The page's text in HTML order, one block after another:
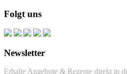
Folgt uns
Newsletter
Erhalte Angebote & Rezepte direkt in